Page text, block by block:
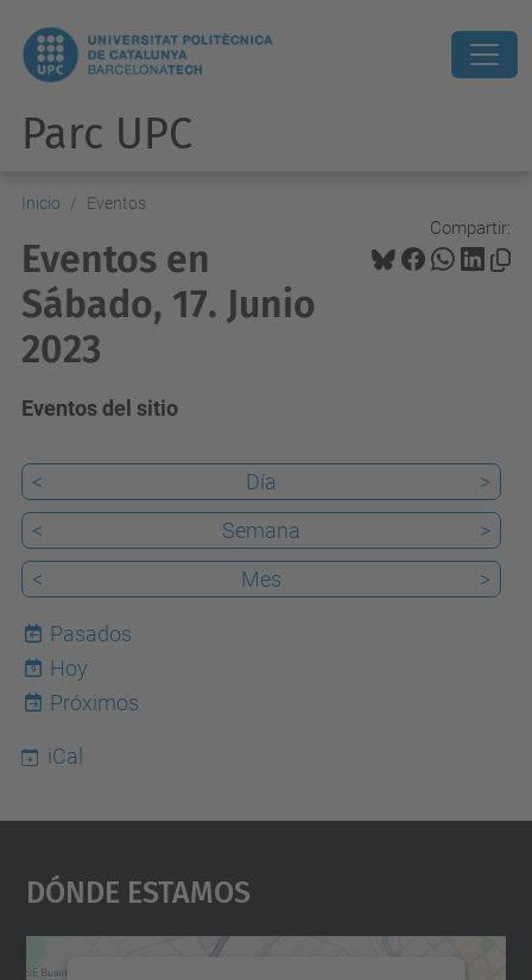
Parc UPC
Inicio Eventos
Compartir:
Eventos en
Sábado, 17. Junio
2023
Eventos del sitio
< Día
>
<
Semana
>
<
Mes >
Pasados
9
Hoy
Próximos
iCal
Dónde Estamos